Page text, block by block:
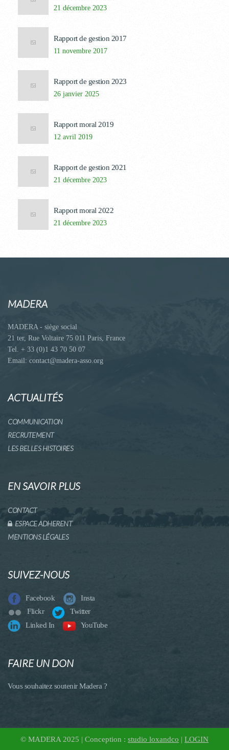
21 décembre 2023
Rapport de gestion 2017
11 novembre 2017
Rapport de gestion 2023
26 janvier 2025
Rapport moral 2019
12 avril 2019
Rapport de gestion 2021
21 décembre 2023
Rapport moral 2022
21 décembre 2023
MADERA
MADERA - siège social
21 ter, Rue Voltaire 75 011 Paris, France
Tel. + 33 (0)1 43 70 50 07
Email: contact@madera-asso.org
ACTUALITÉS
COMMUNICATION
RECRUTEMENT
LES BELLES HISTOIRES
EN SAVOIR PLUS
CONTACT
ESPACE ADHERENT
MENTIONS LÉGALES
SUIVEZ-NOUS
Facebook
Insta
Flickr
Twitter
Linked In
YouTube
FAIRE UN DON
Vous souhaitez soutenir Madera ?
© MADERA 2025 | Conception : studio loxandco | LOGIN